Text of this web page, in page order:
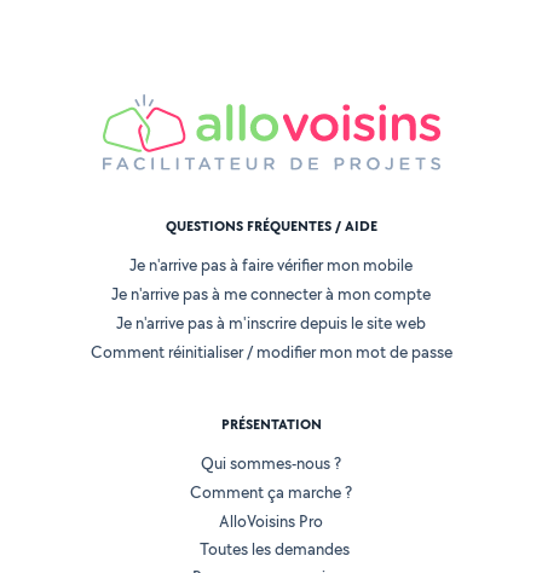
QUESTIONS FRÉQUENTES / AIDE
Je n'arrive pas à faire vérifier mon mobile
Je n'arrive pas à me connecter à mon compte
Je n'arrive pas à m'inscrire depuis le site web
Comment réinitialiser / modifier mon mot de passe
PRÉSENTATION
Qui sommes-nous ?
Comment ça marche ?
AlloVoisins Pro
Toutes les demandes